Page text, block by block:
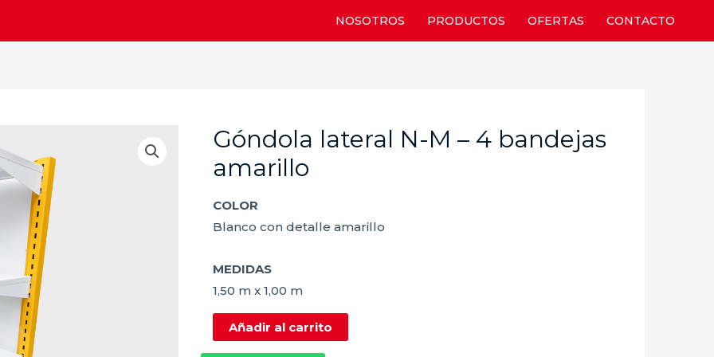
NOSOTROS PRODUCTOS OFERTAS CONTACTO
Góndola lateral N-M – 4 bandejas
amarillo
COLOR
Blanco con detalle amarillo
MEDIDAS
1,50 m x 1,00 m
Góndola
N-
M
-
bandejas
amarillo
Añadir al carrito